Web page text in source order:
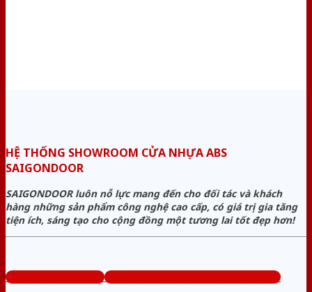
HỆ THỐNG SHOWROOM CỬA NHỰA ABS
SAIGONDOOR
SAIGONDOOR luôn nỗ lực mang đến cho đối tác và khách
hàng những sản phẩm công nghệ cao cấp, có giá trị gia tăng
tiện ích, sáng tạo cho cộng đồng một tương lai tốt đẹp hơn!
www.cuanhuaabs.org Tổng đài tư vấn miễn phí: 0824.400.400